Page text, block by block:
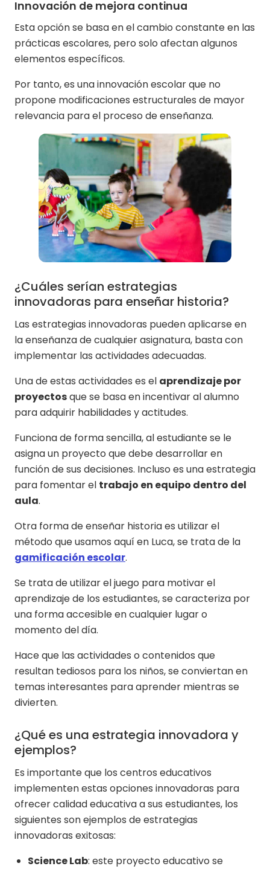
Innovación de mejora continua
Esta opción se basa en el cambio constante en las
prácticas escolares, pero solo afectan algunos
elementos específicos.
Por tanto, es una innovación escolar que no
propone modificaciones estructurales de mayor
relevancia para el proceso de enseñanza.
¿Cuáles serían estrategias
innovadoras para enseñar historia?
Las estrategias innovadoras pueden aplicarse en
la enseñanza de cualquier asignatura, basta con
implementar las actividades adecuadas.
Una de estas actividades es el aprendizaje por
proyectosque se basa en incentivar al alumno
para adquirir habilidades y actitudes.
Funciona de forma sencilla, al estudiante se le
asigna un proyecto que debe desarrollar en
función de sus decisiones. Incluso es una estrategia
para fomentar el trabajo en equipo dentro del
aula.
Otra forma de enseñar historia es utilizar el
método que usamos aquí en Luca, se trata de la
gamificación escolar.
Se trata de utilizar el juego para motivar el
aprendizaje de los estudiantes, se caracteriza por
una forma accesible en cualquier lugar o
momento del día.
Hace que las actividades o contenidos que
resultan tediosos para los niños, se conviertan en
temas interesantes para aprender mientras se
divierten.
¿Qué es una estrategia innovadora y
ejemplos?
Es importante que los centros educativos
implementen estas opciones innovadoras para
ofrecer calidad educativa a sus estudiantes, los
siguientes son ejemplos de estrategias
innovadoras exitosas:
Science Lab: este proyecto educativo se